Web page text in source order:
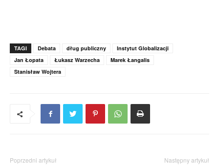
TAGI Debata dług publiczny
Instytut Globalizacji
Jan Łopata
Łukasz Warzecha
Marek Łangalis
Stanisław Wojtera
Poprzedni artykuł Następny artykuł